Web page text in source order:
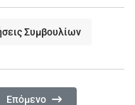
Συμβουλίων
2025 ΤΑΚΤΙΚΗ
Επόμενο Άρθρο: 6/2026
Επόμενο